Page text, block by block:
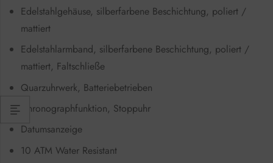
Edelstahlgehäuse, silberfarbene Beschichtung, poliert /
mattiert
Edelstahlarmband, silberfarbene Beschichtung, poliert /
mattiert, Faltschließe
Quarzuhrwerk, Batteriebetrieben
Chronographfunktion, Stoppuhr
Datumsanzeige
10 ATM Water Resistant